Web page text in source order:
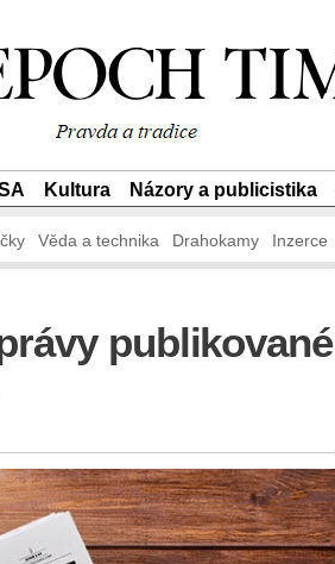
Kultura Názory a publicistika
Věda a technika Drahokamy Inzerce
publikované